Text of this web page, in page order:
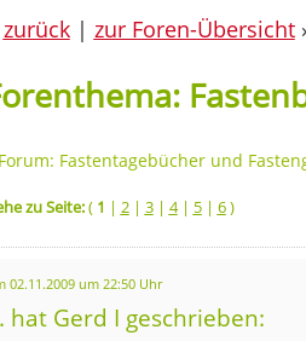
zurück| zur Foren-Übersicht
Forum: Fastentagebücher und
zu Seite:( 1 | 2| 3| 4| 5| 6)
02.11.2009 um 22:50 Uhr
hat Gerd I geschrieben: